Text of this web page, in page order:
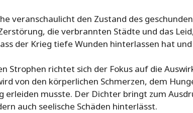
veranschaulicht den Zustand des
die verbrannten Städte und das
der Krieg tiefe Wunden hinterlassen hat
Strophen richtet sich der Fokus auf die
von den körperlichen Schmerzen, dem
erleiden musste. Der Dichter bringt zum
auch seelische Schäden hinterlässt.